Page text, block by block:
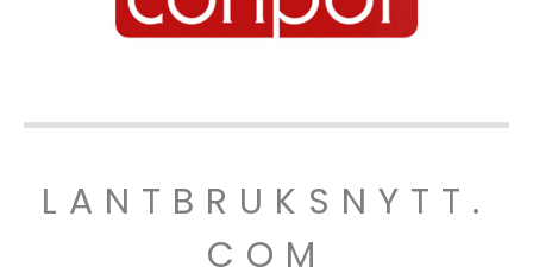
LANTBRUKSNYTT.
COM